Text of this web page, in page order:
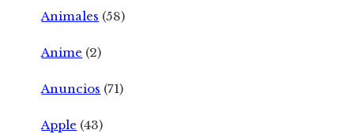
Animales (58)
Anime (2)
Anuncios (71)
Apple (43)